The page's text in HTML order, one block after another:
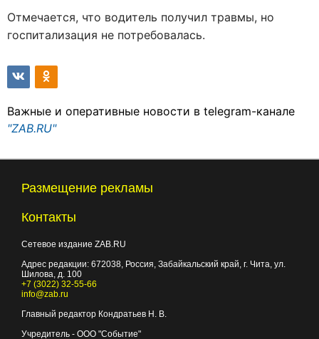
Отмечается, что водитель получил травмы, но
госпитализация не потребовалась.
Важные и оперативные новости в telegram-канале
"ZAB.RU"
Размещение рекламы
Контакты
Сетевое издание ZAB.RU
Адрес редакции: 672038 , Россия, Забайкальский край, г. Чита ул.
Шилова, д. 100
+7 (3022) 32-55-66
info@zab.ru
Главный редактор Кондратьев Н. В.
Учредитель - ООО "Событие"